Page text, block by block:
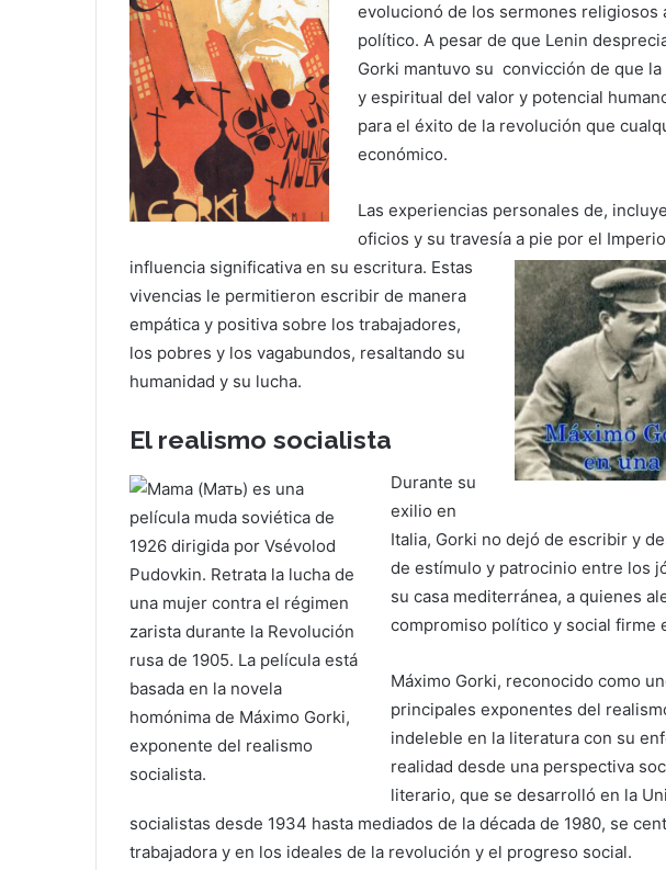
evolucionó de los sermones religiosos
político. A pesar de que Lenin
Gorki mantuvo su convicción de que
y espiritual del valor y potencial
para el éxito de la revolución que
económico.
Las experiencias personales de,
oficios y su travesía a pie por el
influencia significativa en su escritura. Estas
vivencias le permitieron escribir de manera
empática y positiva sobre los trabajadores,
los pobres y los vagabundos, resaltando su
humanidad y su lucha.
El realismo socialista
Durante su
exilio en
Italia, Gorki no dejó de escribir y
de estímulo y patrocinio entre los
su casa mediterránea, a quienes
compromiso político y social firme
Máximo Gorki, reconocido como
principales exponentes del
indeleble en la literatura con su
realidad desde una perspectiva
literario, que se desarrolló en la
socialistas desde 1934 hasta mediados de la década de 1980, se
trabajadora y en los ideales de la revolución y el progreso social.